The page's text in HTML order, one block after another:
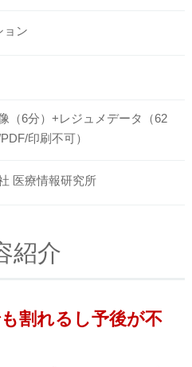
ョン
（6分）+レジュメデータ（62
印刷不可）
医療情報研究所
紹介
も割れるし予後が不